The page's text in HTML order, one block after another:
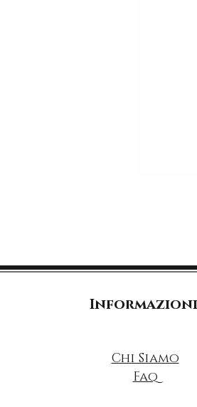
Informazioni
Chi Siamo
Faq